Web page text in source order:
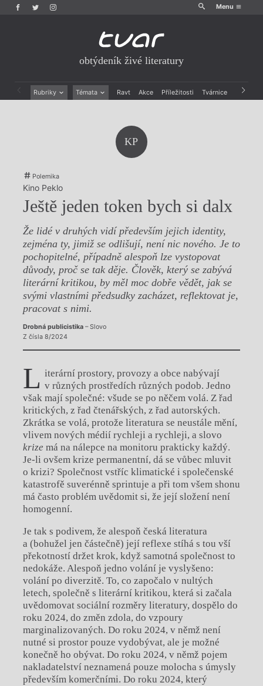
Menu
obtýdeník živé literatury
Rubriky Témata Ravt Akce Příležitosti Tvárnice Archiv
Výroční ceny
KP
Polemika
Kino Peklo
Ještě jeden token bych si dalx
Že lidé v druhých vidí především jejich identity,
zejména ty, jimiž se odlišují, není nic nového. Je to
pochopitelné, případně alespoň lze vystopovat
důvody, proč se tak děje. Člověk, který se zabývá
literární kritikou, by měl moc dobře vědět, jak se
svými vlastními předsudky zacházet, reflektovat je,
pracovat s nimi.
Drobná publicistika– Slovo
Z čísla 8/2024
L iterární prostory, provozy a obce nabývají
v různých prostředích různých podob. Jedno
však mají společné: všude se po něčem volá. Z řad
kritických, z řad čtenářských, z řad autorských.
Zkrátka se volá, protože literatura se neustále mění,
vlivem nových médií rychleji a rychleji, a slovo
krize má na nálepce na monitoru prakticky každý.
Je-li ovšem krize permanentní, dá se vůbec mluvit
o krizi? Společnost vstříc klimatické i společenské
katastrofě suverénně sprintuje a při tom všem shonu
má často problém uvědomit si, že její složení není
homogenní.
Je tak s podivem, že alespoň česká literatura
a (bohužel jen částečně) její reflexe stíhá s tou vší
překotností držet krok, když samotná společnost to
nedokáže. Alespoň jedno volání je vyslyšeno:
volání po diverzitě. To, co započalo v nultých
letech, společně s literární kritikou, která si začala
uvědomovat sociální rozměry literatury, dospělo do
roku 2024, do změn zdola, do vzpoury
marginalizovaných. Do roku 2024, v němž není
nutné si prostor pouze vydobývat, ale je možné
konečně ho obývat. Do roku 2024, v němž pojem
nakladatelství neznamená pouze molocha s úmysly
především komerčními. Do roku 2024, který